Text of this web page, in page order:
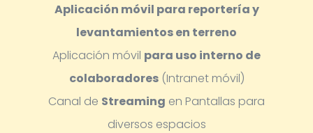
Aplicación móvil para reportería y
levantamientos en terreno
Aplicación móvil para uso interno de
colaboradores(Intranet móvil)
Canal de Streaming en Pantallas para
diversos espacios